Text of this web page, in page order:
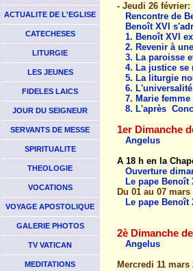
ACTUALITE DE L'EGLISE
CATECHESES
LITURGIE
LES JEUNES
FIDELES LAICS
JOUR DU SEIGNEUR
SERVANTS DE MESSE
SPIRITUALITE
THEOLOGIE
VOCATIONS
VOYAGE APOSTOLIQUE
GALERIE PHOTOS
TV VATICAN
MEDITATIONS
- Jeudi 26 février:
Rencontre de
Benoît XVI
1. Benoît XVI
2. Revenir à
3. La paroisse
4. La justice se
5. La liturgie
6.
7. Marie
8. L'après
1er Dimanche
Angelus
A 18 h en la
Ouverture
Le pape
Du 01 au 07 mars
Le pape
2è Dimanche
Angelus
Mercredi 11 mars